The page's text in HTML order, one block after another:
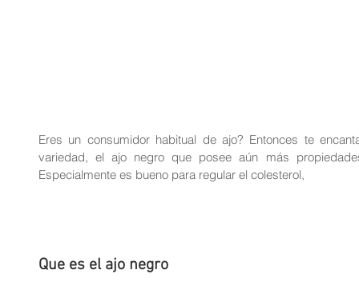
Eres un consumidor habitual de ajo? Entonces te
variedad, el ajo negro que posee aún más
Especialmente es bueno para regular el colesterol,
Que es el ajo negro